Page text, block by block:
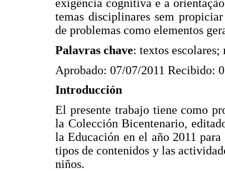
exigência cognitiva e a
temas disciplinares sem
de problemas como elementos
Palavras chave: textos
Aprobado: 07/07/2011 Recibido:
Introducción
El presente trabajo tiene como
la Colección Bicentenario,
la Educación en el año 2011
tipos de contenidos y las
niños.